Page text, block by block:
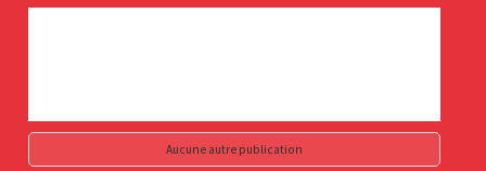
Aucune autre publication